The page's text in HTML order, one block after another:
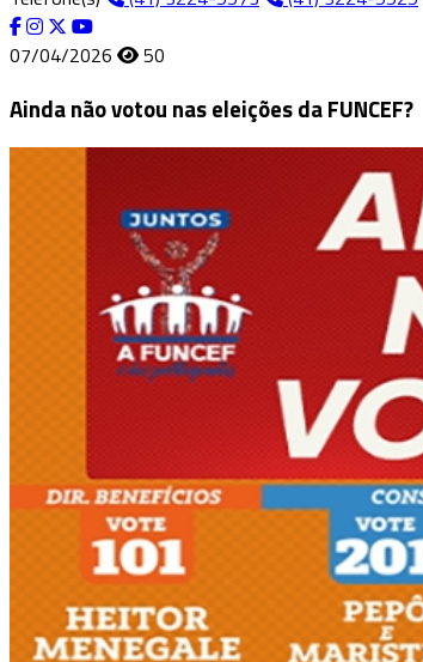
07/04/2026
50
Ainda não votou nas eleições da FUNCEF?